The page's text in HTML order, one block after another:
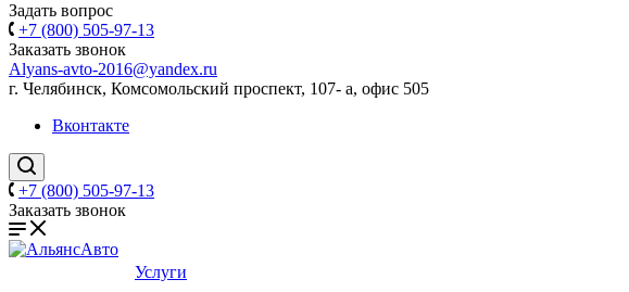
Задать вопрос
+7 (800) 505-97-13
Заказать звонок
Alyans-avto-2016@yandex.ru
г. Челябинск, Комсомольский проспект, 107- а, офис 505
Вконтакте
+7 (800) 505-97-13
Заказать звонок
Услуги